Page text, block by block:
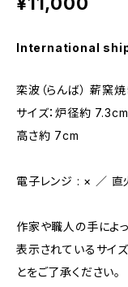
International
栾波（らんば） 薪窯
サイズ：炉径約 7.3cm
高さ約 7cm
電子レンジ : × ／
作家や職人の手によ
表示されているサイ
とをご了承ください。